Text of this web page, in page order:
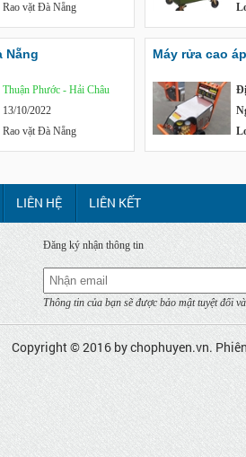
Rao vặt Đà Nẵng
Nẵng
Thuận Phước - Hải Châu
13/10/2022
Rao vặt Đà Nẵng
Máy rửa cao
LIÊN HỆ LIÊN KẾT
Đăng ký nhận thông tin
Thông tin của bạn sẽ được bảo mật tuyệt đối
Copyright © 2016 bychophuyen.vn.